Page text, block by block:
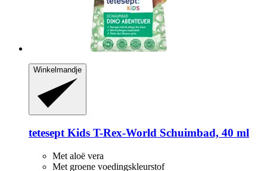
Winkelmandje
tetesept Kids T-​Rex-​World Schuimbad, 40 ml
Met aloë vera
Met groene voedingskleurstof